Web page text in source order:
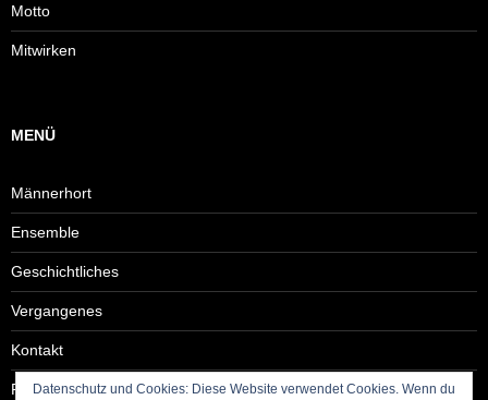
Motto
Mitwirken
MENÜ
Männerhort
Ensemble
Geschichtliches
Vergangenes
Kontakt
Rechtliches
Datenschutz und Cookies: Diese Website verwendet Cookies. Wenn du